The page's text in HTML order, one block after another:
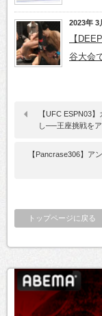
2023年 3
【
谷大会
【UFC ESPN03
し──王座挑戦を
【Pancrase306】ア
トップページに戻る